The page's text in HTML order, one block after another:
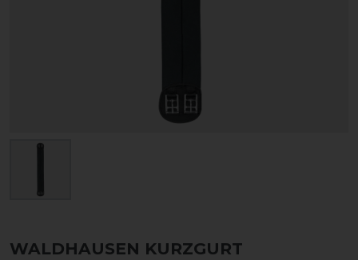
WALDHAUSEN KURZGURT